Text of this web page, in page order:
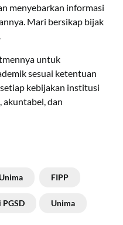
menyebarkan informasi
Mari bersikap bijak
untuk
sesuai ketentuan
kebijakan institusi
akuntabel, dan
Unima FIPP
PGSD Unima